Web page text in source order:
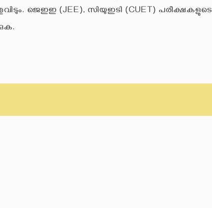
ജെഇഇ (JEE), സിയുഇടി (CUET) പരീക്ഷകളുടെ